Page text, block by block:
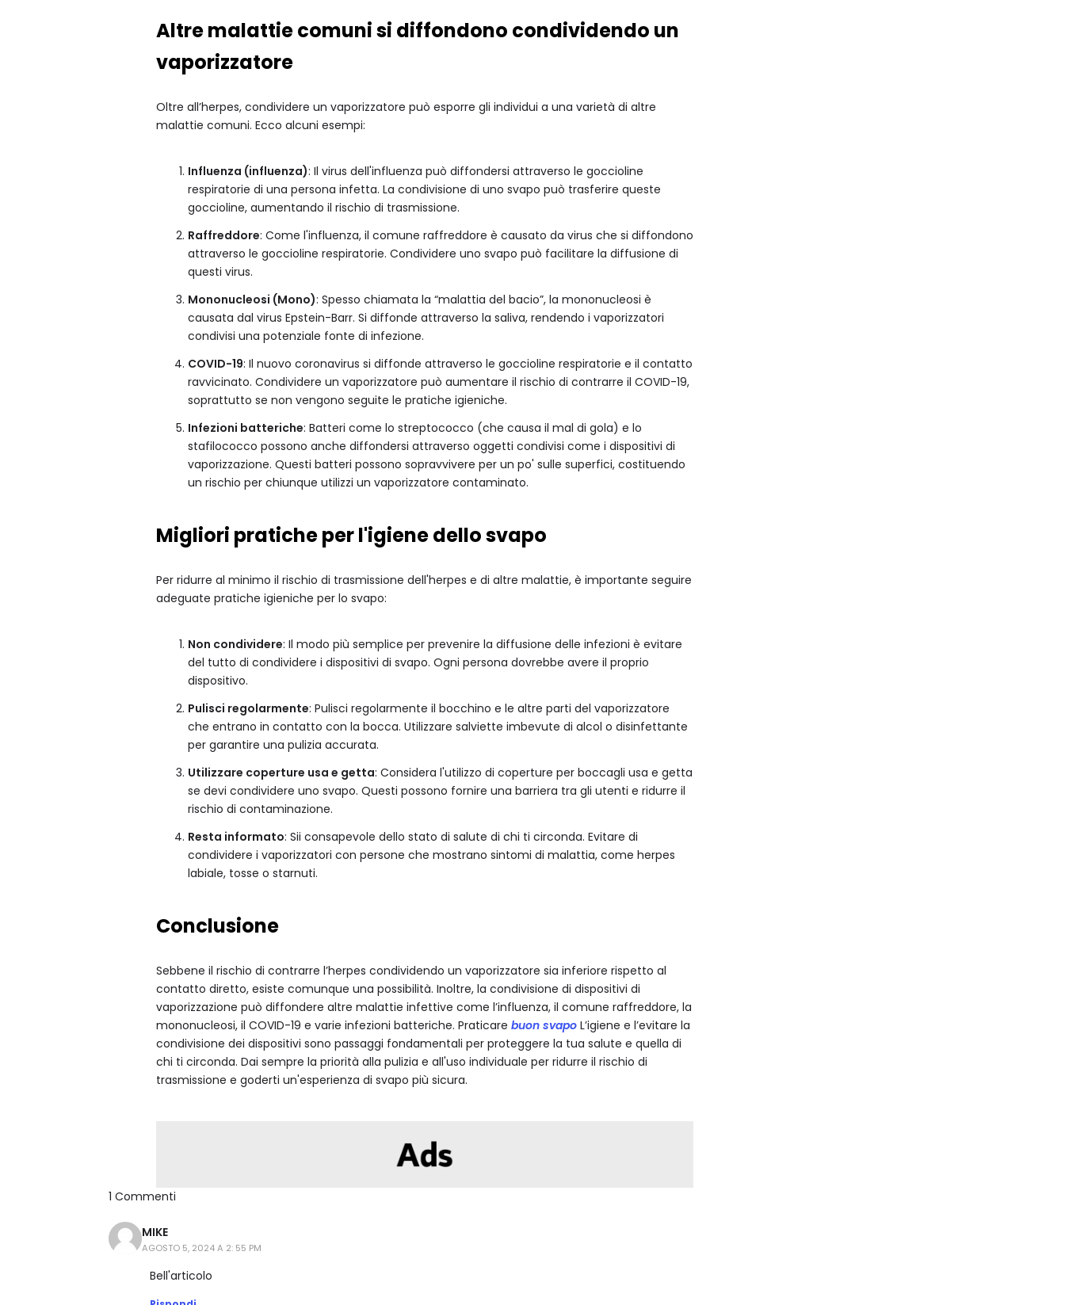
Altre malattie comuni si diffondono condividendo un
vaporizzatore
Oltre all’herpes, condividere un vaporizzatore può esporre gli individui a una varietà di altre
malattie comuni. Ecco alcuni esempi:
Influenza (influenza): Il virus dell'influenza può diffondersi attraverso le goccioline
respiratorie di una persona infetta. La condivisione di uno svapo può trasferire queste
goccioline, aumentando il rischio di trasmissione.
Raffreddore: Come l'influenza, il comune raffreddore è causato da virus che si diffondono
attraverso le goccioline respiratorie. Condividere uno svapo può facilitare la diffusione di
questi virus.
Mononucleosi (Mono): Spesso chiamata la “malattia del bacio”, la mononucleosi è
causata dal virus Epstein-Barr. Si diffonde attraverso la saliva, rendendo i vaporizzatori
condivisi una potenziale fonte di infezione.
COVID-19: Il nuovo coronavirus si diffonde attraverso le goccioline respiratorie e il contatto
ravvicinato. Condividere un vaporizzatore può aumentare il rischio di contrarre il COVID-19,
soprattutto se non vengono seguite le pratiche igieniche.
Infezioni batteriche: Batteri come lo streptococco (che causa il mal di gola) e lo
stafilococco possono anche diffondersi attraverso oggetti condivisi come i dispositivi di
vaporizzazione. Questi batteri possono sopravvivere per un po' sulle superfici, costituendo
un rischio per chiunque utilizzi un vaporizzatore contaminato.
Migliori pratiche per l'igiene dello svapo
Per ridurre al minimo il rischio di trasmissione dell'herpes e di altre malattie, è importante seguire
adeguate pratiche igieniche per lo svapo:
Non condividere: Il modo più semplice per prevenire la diffusione delle infezioni è evitare
del tutto di condividere i dispositivi di svapo. Ogni persona dovrebbe avere il proprio
dispositivo.
Pulisci regolarmente: Pulisci regolarmente il bocchino e le altre parti del vaporizzatore
che entrano in contatto con la bocca. Utilizzare salviette imbevute di alcol o disinfettante
per garantire una pulizia accurata.
Utilizzare coperture usa e getta: Considera l'utilizzo di coperture per boccagli usa e getta
se devi condividere uno svapo. Questi possono fornire una barriera tra gli utenti e ridurre il
rischio di contaminazione.
Resta informato: Sii consapevole dello stato di salute di chi ti circonda. Evitare di
condividere i vaporizzatori con persone che mostrano sintomi di malattia, come herpes
labiale, tosse o starnuti.
Conclusione
Sebbene il rischio di contrarre l’herpes condividendo un vaporizzatore sia inferiore rispetto al
contatto diretto, esiste comunque una possibilità. Inoltre, la condivisione di dispositivi di
vaporizzazione può diffondere altre malattie infettive come l’influenza, il comune raffreddore, la
mononucleosi, il COVID-19 e varie infezioni batteriche. Praticare buon svapo L’igiene e l’evitare la
condivisione dei dispositivi sono passaggi fondamentali per proteggere la tua salute e quella di
chi ti circonda. Dai sempre la priorità alla pulizia e all'uso individuale per ridurre il rischio di
trasmissione e goderti un'esperienza di svapo più sicura.
1 Commenti
MIKE
AGOSTO 5, 2024 A 2: 55 PM
Bell'articolo